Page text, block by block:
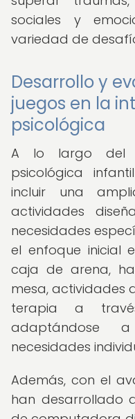
sociales y
variedad de
Desarrollo y
juegos en la
psicológica
A lo largo del
psicológica
incluir una
actividades
necesidades
el enfoque inicial
caja de arena,
mesa, actividades
terapia a
adaptándose
necesidades
Además, con el
han desarrollado